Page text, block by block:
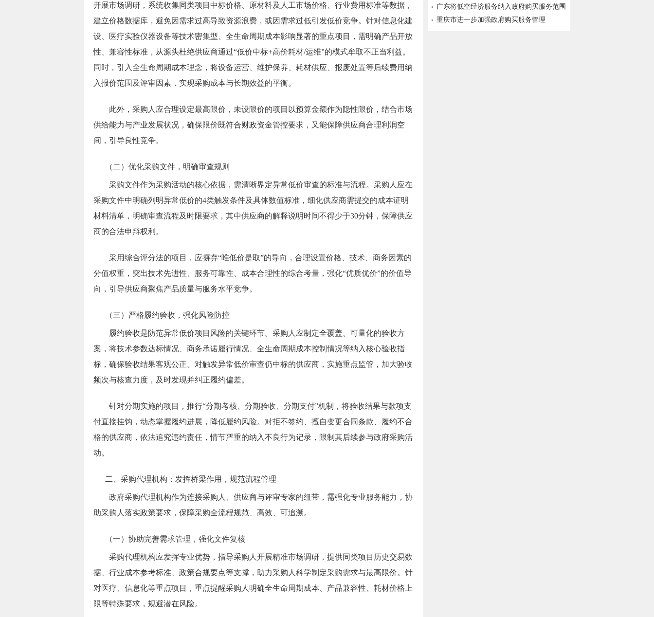
开展市场调研，系统收集同类项目中标价格、原材料及人工市场价格、行业费用标准等数据，
建立价格数据库，避免因需求过高导致资源浪费，或因需求过低引发低价竞争。针对信息化建
设、医疗实验仪器设备等技术密集型、全生命周期成本影响显著的重点项目，需明确产品开放
性、兼容性标准，从源头杜绝供应商通过“低价中标+高价耗材/运维”的模式牟取不正当利益。
同时，引入全生命周期成本理念，将设备运营、维护保养、耗材供应、报废处置等后续费用纳
入报价范围及评审因素，实现采购成本与长期效益的平衡。
此外，采购人应合理设定最高限价，未设限价的项目以预算金额作为隐性限价，结合市场
供给能力与产业发展状况，确保限价既符合财政资金管控要求，又能保障供应商合理利润空
间，引导良性竞争。
（二）优化采购文件，明确审查规则
采购文件作为采购活动的核心依据，需清晰界定异常低价审查的标准与流程。采购人应在
采购文件中明确列明异常低价的4类触发条件及具体数值标准，细化供应商需提交的成本证明
材料清单，明确审查流程及时限要求，其中供应商的解释说明时间不得少于30分钟，保障供应
商的合法申辩权利。
采用综合评分法的项目，应摒弃“唯低价是取”的导向，合理设置价格、技术、商务因素的
分值权重，突出技术先进性、服务可靠性、成本合理性的综合考量，强化“优质优价”的价值导
向，引导供应商聚焦产品质量与服务水平竞争。
（三）严格履约验收，强化风险防控
履约验收是防范异常低价项目风险的关键环节。采购人应制定全覆盖、可量化的验收方
案，将技术参数达标情况、商务承诺履行情况、全生命周期成本控制情况等纳入核心验收指
标，确保验收结果客观公正。对触发异常低价审查仍中标的供应商，实施重点监管，加大验收
频次与核查力度，及时发现并纠正履约偏差。
针对分期实施的项目，推行“分期考核、分期验收、分期支付”机制，将验收结果与款项支
付直接挂钩，动态掌握履约进展，降低履约风险。对拒不签约、擅自变更合同条款、履约不合
格的供应商，依法追究违约责任，情节严重的纳入不良行为记录，限制其后续参与政府采购活
动。
二、采购代理机构：发挥桥梁作用，规范流程管理
政府采购代理机构作为连接采购人、供应商与评审专家的纽带，需强化专业服务能力，协
助采购人落实政策要求，保障采购全流程规范、高效、可追溯。
（一）协助完善需求管理，强化文件复核
采购代理机构应发挥专业优势，指导采购人开展精准市场调研，提供同类项目历史交易数
据、行业成本参考标准、政策合规要点等支撑，助力采购人科学制定采购需求与最高限价。针
对医疗、信息化等重点项目，重点提醒采购人明确全生命周期成本、产品兼容性、耗材价格上
限等特殊要求，规避潜在风险。
广东将低空经济服务纳入政府购买服务范围
重庆市进一步加强政府购买服务管理